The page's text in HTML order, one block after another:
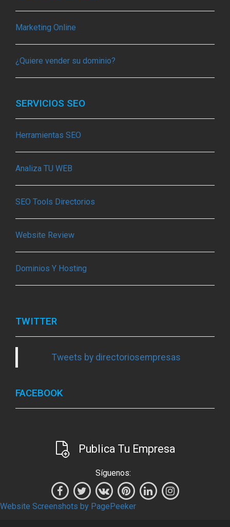
Marketing Online
¿Quiere vender su dominio?
SERVICIOS SEO
Herramientas SEO
Analiza TU WEB
SEO Tools Directorios
Website Review
Dominios Y Hosting
TWITTER
Tweets by directoriosempresas
FACEBOOK
Publica Tu Empresa
Síguenos:
Website Screenshots by PagePeeker